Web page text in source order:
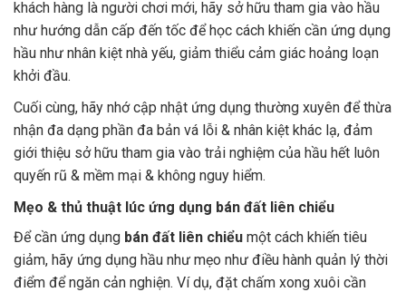
khách hàng là người chơi mới, hãy sở hữu tham gia vào hầu
như hướng dẫn cấp đến tốc để học cách khiến cần ứng dụng
hầu như nhân kiệt nhà yếu, giảm thiểu cảm giác hoảng loạn
khởi đầu.
Cuối cùng, hãy nhớ cập nhật ứng dụng thường xuyên để thừa
nhận đa dạng phần đa bản vá lỗi & nhân kiệt khác lạ, đảm
giới thiệu sở hữu tham gia vào trải nghiệm của hầu hết luôn
quyến rũ & mềm mại & không nguy hiểm.
Mẹo & thủ thuật lúc ứng dụng bán đất liên chiểu
Để cần ứng dụng bán đất liên chiểu một cách khiến tiêu
giảm, hãy ứng dụng hầu như mẹo như điều hành quản lý thời
điểm để ngăn cản nghiện. Ví dụ, đặt chấm xong xuôi cần